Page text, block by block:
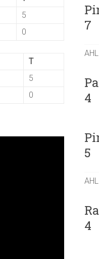
5
0
T
5
0
7
4
5
4